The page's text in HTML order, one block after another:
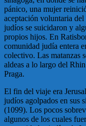
pánico, una mujer
aceptación voluntaria
judíos se suicidaron y
propios hijos. En
comunidad judía entera
colectivo. Las matanzas
aldeas a lo largo del
Praga.
El fin del viaje era
judíos agolpados en sus
(1099). Los pocos
algunos de los cuales